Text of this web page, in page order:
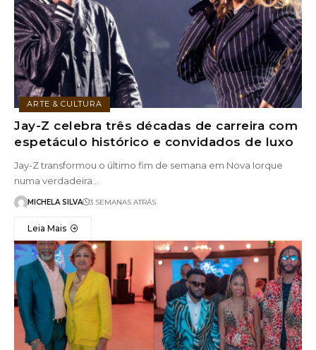
ARTE & CULTURA
Jay-Z celebra três décadas de carreira com
espetáculo histórico e convidados de luxo
Jay-Z transformou o último fim de semana em Nova Iorque
numa verdadeira…
MICHELA SILVA 3 SEMANAS ATRÁS
Leia Mais